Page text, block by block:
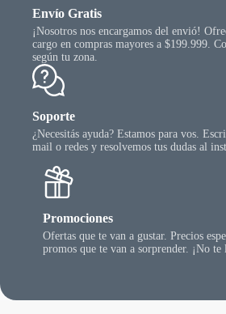
Envío Gratis
¡Nosotros nos encargamos del envió!
cargo en compras mayores a $199.999.
según tu zona.
Soporte
¿Necesitás ayuda? Estamos para vos.
mail o redes y resolvemos tus dudas al
Promociones
Ofertas que te van a gustar. Precios
promos que te van a sorprender. ¡No te